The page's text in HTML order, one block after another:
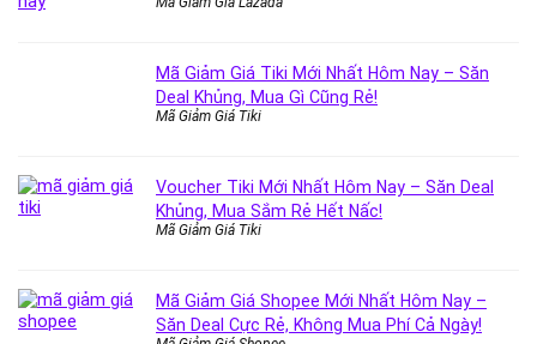
Mã Giảm Giá Tiki Mới Nhất Hôm Nay – Săn
Deal Khủng, Mua Gì Cũng Rẻ!
Mã Giảm Giá Tiki
Voucher Tiki Mới Nhất Hôm Nay – Săn Deal
Khủng, Mua Sắm Rẻ Hết Nấc!
Mã Giảm Giá Tiki
Mã Giảm Giá Shopee Mới Nhất Hôm Nay –
Săn Deal Cực Rẻ, Không Mua Phí Cả Ngày!